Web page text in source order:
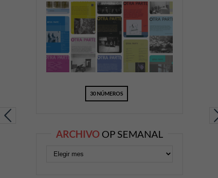
30 NÚMEROS
ARCHIVO OP SEMANAL